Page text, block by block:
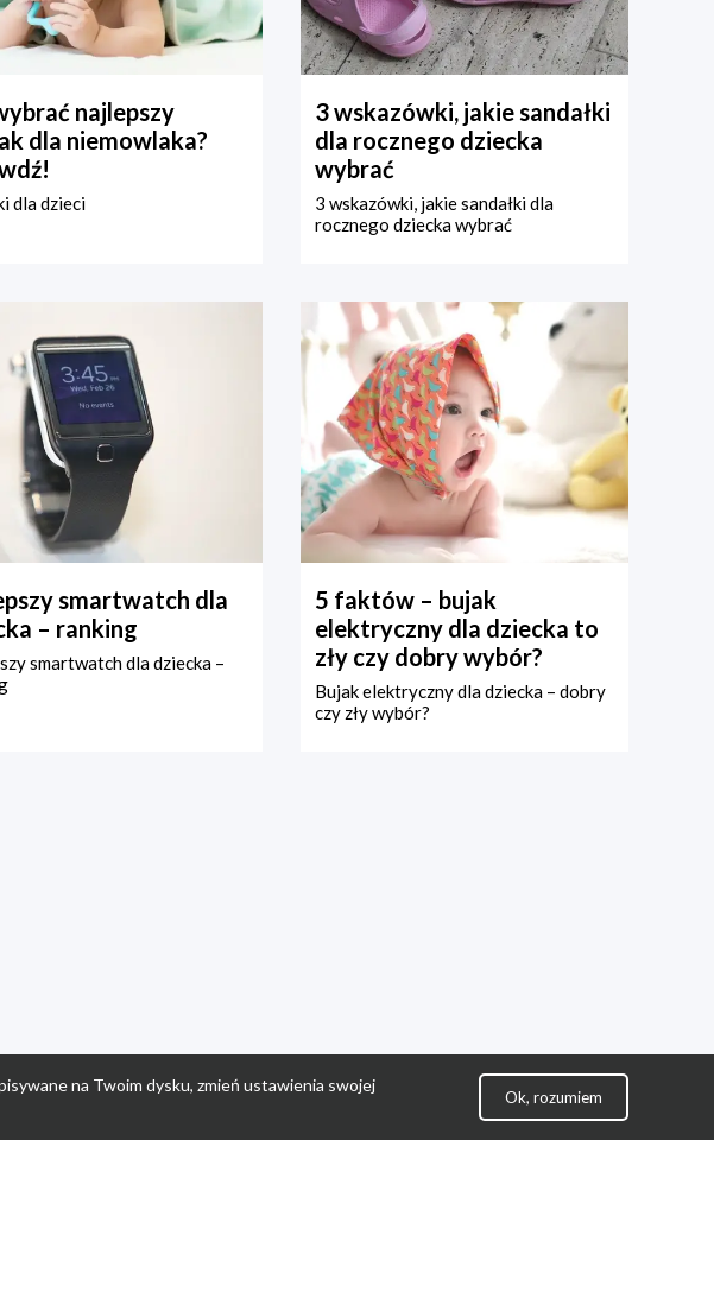
najlepszy
dla niemowlaka?
dla dzieci
3 wskazówki, jakie sandałki
dla rocznego dziecka
wybrać
3 wskazówki, jakie sandałki dla
rocznego dziecka wybrać
smartwatch dla
– ranking
smartwatch dla dziecka –
5 faktów – bujak
elektryczny dla dziecka to
zły czy dobry wybór?
Bujak elektryczny dla dziecka – dobry
czy zły wybór?
na Twoim dysku, zmień ustawienia swojej
Ok, rozumiem